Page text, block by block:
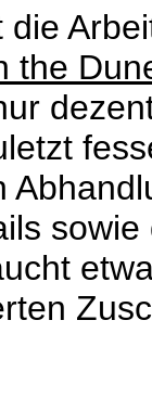
die
the